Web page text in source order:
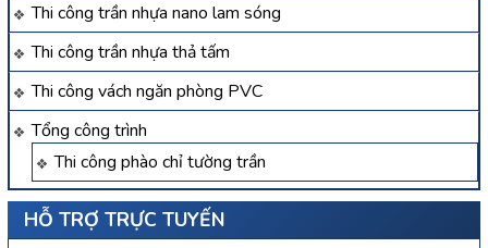
Thi công trần nhựa nano lam sóng
Thi công trần nhựa thả tấm
Thi công vách ngăn phòng PVC
Tổng công trình
Thi công phào chỉ tường trần
HỖ TRỢ TRỰC TUYẾN